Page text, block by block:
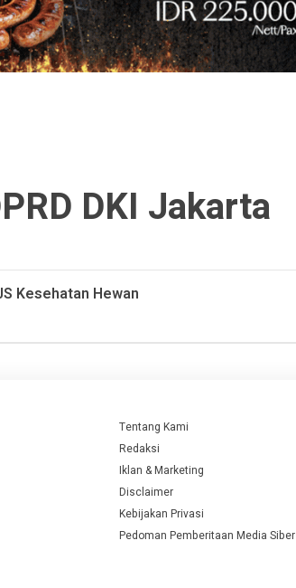
DKI Jakarta
Kesehatan Hewan
Tentang Kami
Redaksi
Iklan & Marketing
Disclaimer
Kebijakan Privasi
Pedoman Pemberitaan Media Siber